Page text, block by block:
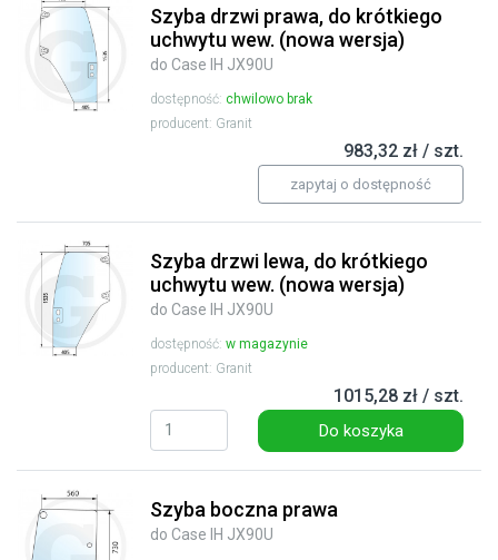
Szyba drzwi prawa, do krótkiego
uchwytu wew. (nowa wersja)
do Case IH JX90U
dostępność: chwilowo brak
producent: Granit
983,32 zł / szt.
zapytaj o dostępność
Szyba drzwi lewa, do krótkiego
uchwytu wew. (nowa wersja)
do Case IH JX90U
dostępność: w magazynie
producent: Granit
1015,28 zł / szt.
Do koszyka
Szyba boczna prawa
do Case IH JX90U